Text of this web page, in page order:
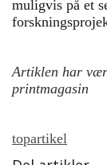
muligvis på et
Artiklen har
printmagasin
topartikel